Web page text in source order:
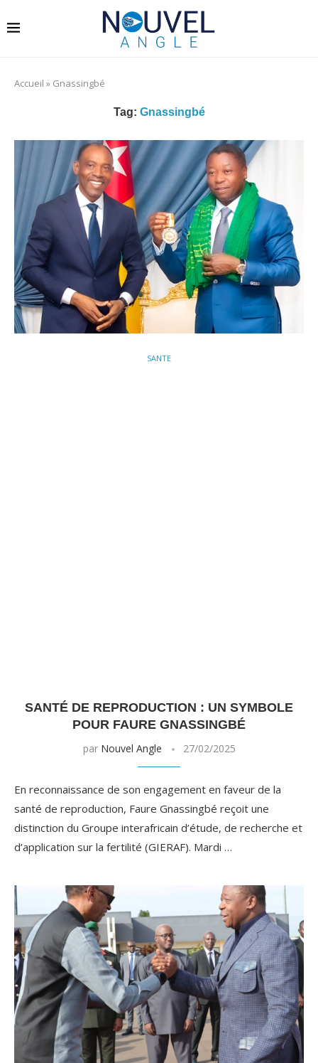
Accueil » Gnassingbé
Tag: Gnassingbé
SANTE
SANTÉ DE REPRODUCTION : UN SYMBOLE
POUR FAURE GNASSINGBÉ
par Nouvel Angle 27/02/2025
En reconnaissance de son engagement en faveur de la
santé de reproduction, Faure Gnassingbé reçoit une
distinction du Groupe interafricain d’étude, de recherche et
d’application sur la fertilité (GIERAF). Mardi …